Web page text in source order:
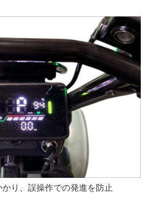
り、誤操作での発進を防止